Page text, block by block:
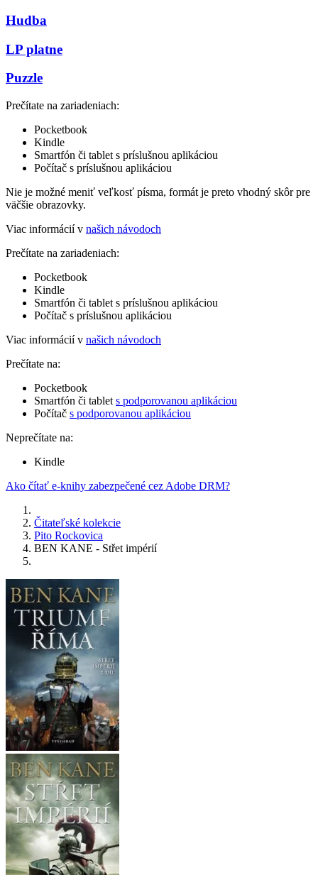
Hudba
LP platne
Puzzle
Prečítate na zariadeniach:
Pocketbook
Kindle
Smartfón či tablet s príslušnou aplikáciou
Počítač s príslušnou aplikáciou
Nie je možné meniť veľkosť písma, formát je preto vhodný skôr pre
väčšie obrazovky.
Viac informácií v našich návodoch
Prečítate na zariadeniach:
Pocketbook
Kindle
Smartfón či tablet s príslušnou aplikáciou
Počítač s príslušnou aplikáciou
Viac informácií v našich návodoch
Prečítate na:
Pocketbook
Smartfón či tablet s podporovanou aplikáciou
Počítač s podporovanou aplikáciou
Neprečítate na:
Kindle
Ako čítať e-knihy zabezpečené cez Adobe DRM?
Čitateľské kolekcie
Pito Rockovica
BEN KANE - Střet impérií